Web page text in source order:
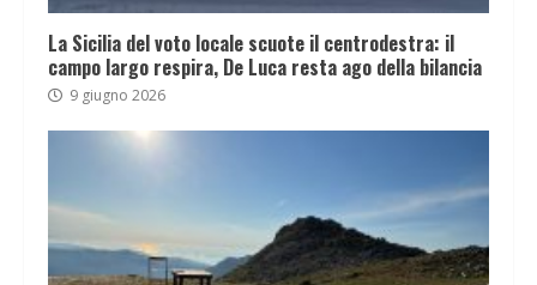
La Sicilia del voto locale scuote il centrodestra: il
campo largo respira, De Luca resta ago della bilancia
9 giugno 2026